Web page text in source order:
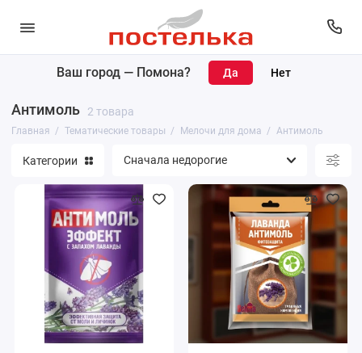
Ваш город — Помона?
Антимоль 2 товара
Главная Тематические товары Мелочи для дома Антимоль
Мелочи для дома
Наволочки
Согревающая одежда
Текстиль
Пасха
Новый год
Категории